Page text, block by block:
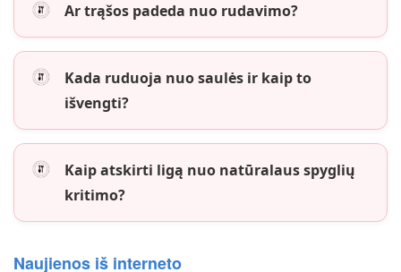
Ar trąšos padeda nuo rudavimo?
Kada ruduoja nuo saulės ir kaip to
išvengti?
Kaip atskirti ligą nuo natūralaus spyglių
kritimo?
Naujienos iš interneto